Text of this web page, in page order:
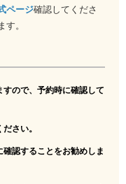
ページ確認してくださ
。
ので、予約時に確認して
さい。
認することをお勧めしま